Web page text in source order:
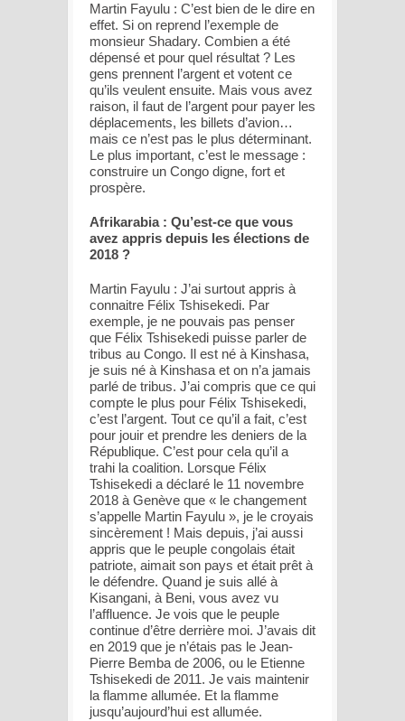
Martin Fayulu : C’est bien de le dire en
effet. Si on reprend l’exemple de
monsieur Shadary. Combien a été
dépensé et pour quel résultat ? Les
gens prennent l’argent et votent ce
qu’ils veulent ensuite. Mais vous avez
raison, il faut de l’argent pour payer les
déplacements, les billets d’avion…
mais ce n’est pas le plus déterminant.
Le plus important, c’est le message :
construire un Congo digne, fort et
prospère.
Afrikarabia : Qu’est-ce que vous
avez appris depuis les élections de
2018 ?
Martin Fayulu : J’ai surtout appris à
connaitre Félix Tshisekedi. Par
exemple, je ne pouvais pas penser
que Félix Tshisekedi puisse parler de
tribus au Congo. Il est né à Kinshasa,
je suis né à Kinshasa et on n’a jamais
parlé de tribus. J’ai compris que ce qui
compte le plus pour Félix Tshisekedi,
c’est l’argent. Tout ce qu’il a fait, c’est
pour jouir et prendre les deniers de la
République. C’est pour cela qu’il a
trahi la coalition. Lorsque Félix
Tshisekedi a déclaré le 11 novembre
2018 à Genève que « le changement
s’appelle Martin Fayulu », je le croyais
sincèrement ! Mais depuis, j’ai aussi
appris que le peuple congolais était
patriote, aimait son pays et était prêt à
le défendre. Quand je suis allé à
Kisangani, à Beni, vous avez vu
l’affluence. Je vois que le peuple
continue d’être derrière moi. J’avais dit
en 2019 que je n’étais pas le Jean-
Pierre Bemba de 2006, ou le Etienne
Tshisekedi de 2011. Je vais maintenir
la flamme allumée. Et la flamme
jusqu’aujourd’hui est allumée.